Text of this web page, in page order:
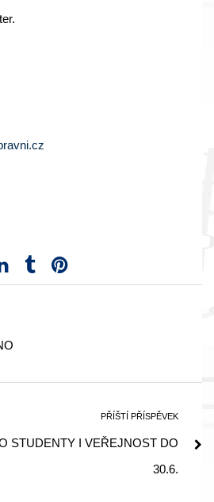
PŘÍŠTÍ PŘÍSPĚVEK
STUDENTY I VEŘEJNOST DO
30.6.